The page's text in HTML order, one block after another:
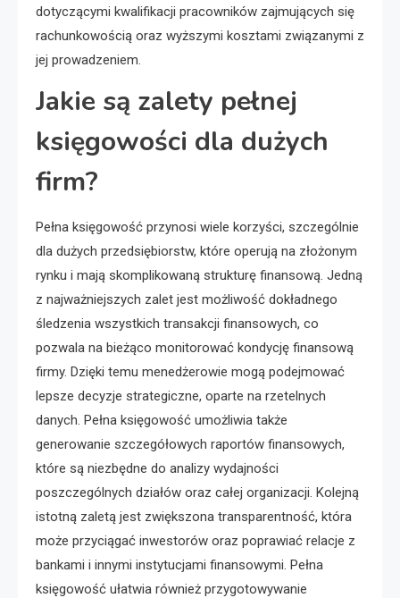
dotyczącymi kwalifikacji pracowników zajmujących się
rachunkowością oraz wyższymi kosztami związanymi z
jej prowadzeniem.
Jakie są zalety pełnej
księgowości dla dużych
firm?
Pełna księgowość przynosi wiele korzyści, szczególnie
dla dużych przedsiębiorstw, które operują na złożonym
rynku i mają skomplikowaną strukturę finansową. Jedną
z najważniejszych zalet jest możliwość dokładnego
śledzenia wszystkich transakcji finansowych, co
pozwala na bieżąco monitorować kondycję finansową
firmy. Dzięki temu menedżerowie mogą podejmować
lepsze decyzje strategiczne, oparte na rzetelnych
danych. Pełna księgowość umożliwia także
generowanie szczegółowych raportów finansowych,
które są niezbędne do analizy wydajności
poszczególnych działów oraz całej organizacji. Kolejną
istotną zaletą jest zwiększona transparentność, która
może przyciągać inwestorów oraz poprawiać relacje z
bankami i innymi instytucjami finansowymi. Pełna
księgowość ułatwia również przygotowywanie